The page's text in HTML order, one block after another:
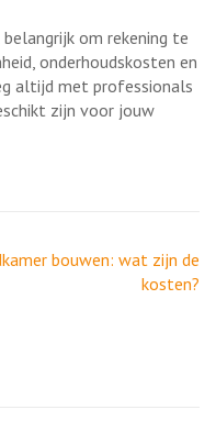
om rekening te
onderhoudskosten en
altijd met professionals
zijn voor jouw
bouwen: wat zijn de
kosten?